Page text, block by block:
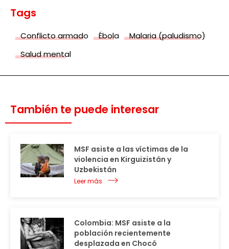
Tags
Conflicto armado Ébola
Malaria (paludismo)
Salud mental
También te puede interesar
MSF asiste a las víctimas de la
violencia en Kirguizistán y
Uzbekistán
Leer más
Colombia: MSF asiste a la
población recientemente
desplazada en Chocó